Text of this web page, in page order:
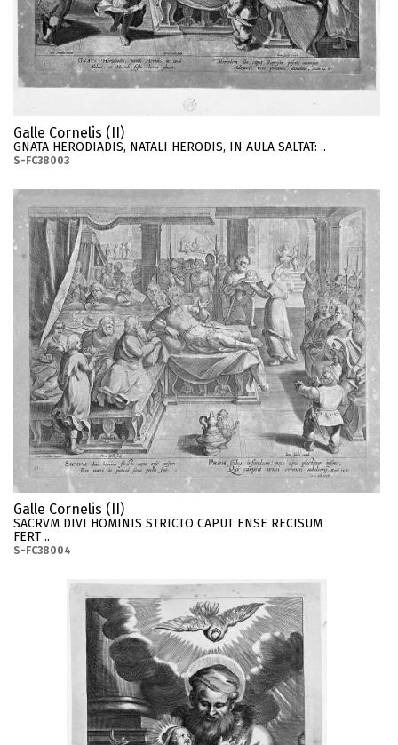
Galle Cornelis (II)
GNATA HERODIADIS, NATALI HERODIS, IN AULA SALTAT: ..
S-FC38003
Galle Cornelis (II)
SACRVM DIVI HOMINIS STRICTO CAPUT ENSE RECISUM
FERT ..
S-FC38004